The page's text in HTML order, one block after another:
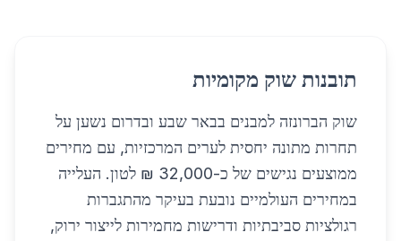
תובנות שוק מקומיות
שוק הברונזה למבנים בבאר שבע ובדרום נשען על
תחרות מתונה יחסית לערים המרכזיות, עם מחירים
ממוצעים נגישים של כ-32,000 ₪ לטון. העלייה
במחירים העולמיים נובעת בעיקר מהתגברות
רגולציות סביבתיות ודרישות מחמירות לייצור ירוק,